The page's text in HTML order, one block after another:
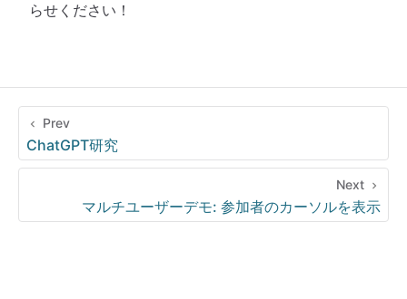
らせください！
Prev
ChatGPT研究
Next
マルチユーザーデモ: 参加者のカーソルを表示